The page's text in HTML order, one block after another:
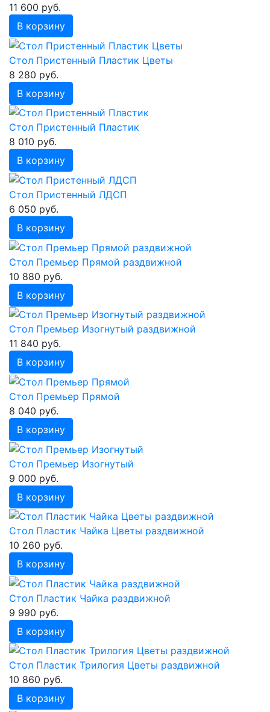
11 600 руб.
В корзину
Стол Пристенный Пластик Цветы
8 280 руб.
В корзину
Стол Пристенный Пластик
8 010 руб.
В корзину
Стол Пристенный ЛДСП
6 050 руб.
В корзину
Стол Премьер Прямой раздвижной
10 880 руб.
В корзину
Стол Премьер Изогнутый раздвижной
11 840 руб.
В корзину
Стол Премьер Прямой
8 040 руб.
В корзину
Стол Премьер Изогнутый
9 000 руб.
В корзину
Стол Пластик Чайка Цветы раздвижной
10 260 руб.
В корзину
Стол Пластик Чайка раздвижной
9 990 руб.
В корзину
Стол Пластик Трилогия Цветы раздвижной
10 860 руб.
В корзину